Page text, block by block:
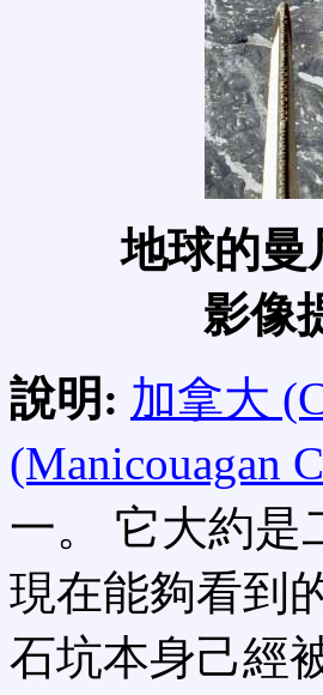
地球的曼
影像
說明: 加拿大
(Manicouagan
一。 它大約是
現在能夠看到
石坑本身己經